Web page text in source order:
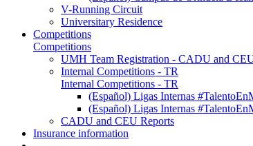
V-Running Circuit
Universitary Residence
Competitions
Competitions
UMH Team Registration - CADU and
Internal Competitions - TR
Internal Competitions - TR
(Español) Ligas Internas
(Español) Ligas Internas
CADU and CEU Reports
Insurance information